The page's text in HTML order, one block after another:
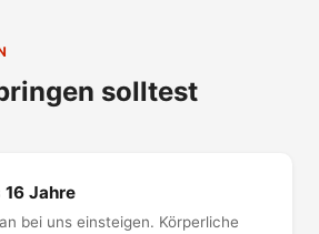
solltest
Jahre
bei uns einsteigen. Körperliche